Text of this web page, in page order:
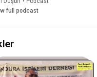
full podcast